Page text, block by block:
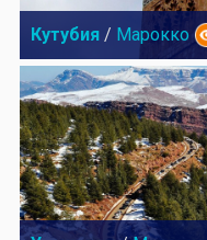
Кутубия / Марокко